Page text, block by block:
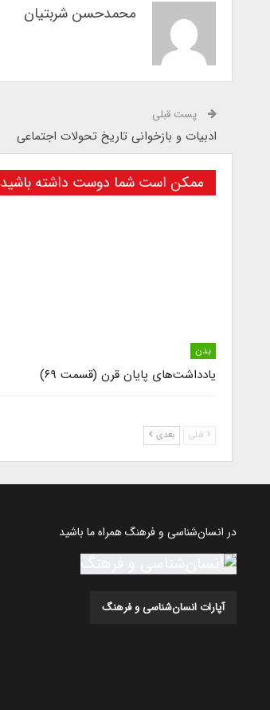
محمدحسن شربتیان
پست قبلی
ادبیات و بازخوانی تاریخ تحولات اجتماعی
ممکن است شما دوست داشته باشید
بدن
یادداشت‌های پایان قرن (قسمت ۶۹)
قبلی بعدی
در انسان‌شناسی و فرهنگ همراه ما باشید
آپارات انسان‌شناسی و فرهنگ